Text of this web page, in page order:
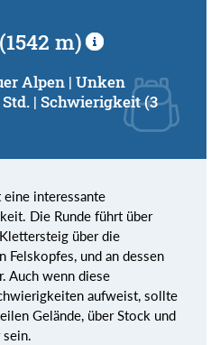
m)
Alpen | Unken
| Schwierigkeit (3
interessante
Die Runde führt über
über die
Felskopfes, und an dessen
Auch wenn diese
aufweist, sollte
Gelände, über Stock und